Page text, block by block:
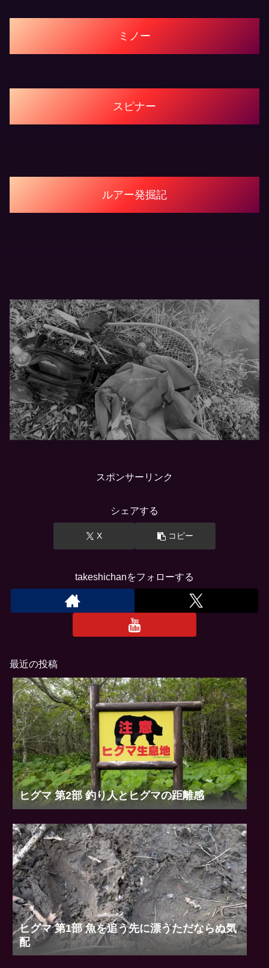
ミノー
スピナー
ルアー発掘記
スポンサーリンク
シェアする
takeshichanをフォローする
最近の投稿